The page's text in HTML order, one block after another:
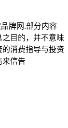
牌网 .部分内容
目的，并不意味
消费指导与投资
来信告